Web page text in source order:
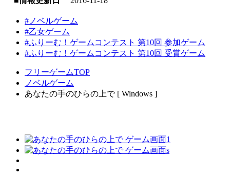
#ノベルゲーム
#乙女ゲーム
#ふりーむ！ゲームコンテスト 第10回 参加ゲーム
#ふりーむ！ゲームコンテスト 第10回 受賞ゲーム
フリーゲームTOP
ノベルゲーム
あなたの手のひらの上で [ Windows ]